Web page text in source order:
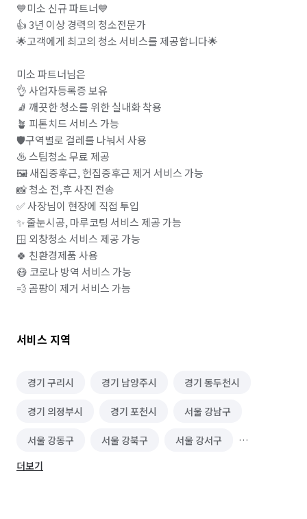
💙미소 신규 파트너💙
👍 3년 이상 경력의 청소전문가
🌟고객에게 최고의 청소 서비스를 제공합니다🌟
미소 파트너님은
👌 사업자등록증 보유
🧦 깨끗한 청소를 위한 실내화 착용
🪴 피톤치드 서비스 가능
🛡️구역별로 걸레를 나눠서 사용
♨️ 스팀청소 무료 제공
🖼️ 새집증후근, 헌집증후근 제거 서비스 가능
📸 청소 전,후 사진 전송
✅ 사장님이 현장에 직접 투입
✨ 줄눈시공, 마루코팅 서비스 제공 가능
🪟 외창청소 서비스 제공 가능
🍀 친환경제품 사용
😷 코로나 방역 서비스 가능
💨 곰팡이 제거 서비스 가능
서비스 지역
경기 구리시 경기 남양주시 경기 동두천시
경기 의정부시 경기 포천시 서울 강남구
서울 강동구 서울 강북구 서울 강서구
서울 관악구
더보기